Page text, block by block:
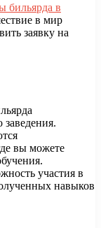
бильярда в
в мир
заявку на
заведения.
вы можете
участия в
навыков